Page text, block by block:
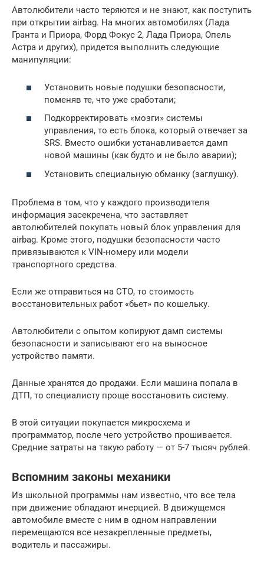
Автолюбители часто теряются и не знают, как поступить
при открытии airbag. На многих автомобилях (Лада
Гранта и Приора, Форд Фокус 2, Лада Приора, Опель
Астра и других), придется выполнить следующие
манипуляции:
Установить новые подушки безопасности,
поменяв те, что уже сработали;
Подкорректировать «мозги» системы
управления, то есть блока, который отвечает за
SRS. Вместо ошибки устанавливается дамп
новой машины (как будто и не было аварии);
Установить специальную обманку (заглушку).
Проблема в том, что у каждого производителя
информация засекречена, что заставляет
автолюбителей покупать новый блок управления для
airbag. Кроме этого, подушки безопасности часто
привязываются к VIN-номеру или модели
транспортного средства.
Если же отправиться на СТО, то стоимость
восстановительных работ «бьет» по кошельку.
Автолюбители с опытом копируют дамп системы
безопасности и записывают его на выносное
устройство памяти.
Данные хранятся до продажи. Если машина попала в
ДТП, то специалисту проще восстановить систему.
В этой ситуации покупается микросхема и
программатор, после чего устройство прошивается.
Средние затраты на такую работу — от 5-7 тысяч рублей.
Вспомним законы механики
Из школьной программы нам известно, что все тела
при движение обладают инерцией. В движущемся
автомобиле вместе с ним в одном направлении
перемещаются все незакрепленные предметы,
водитель и пассажиры.